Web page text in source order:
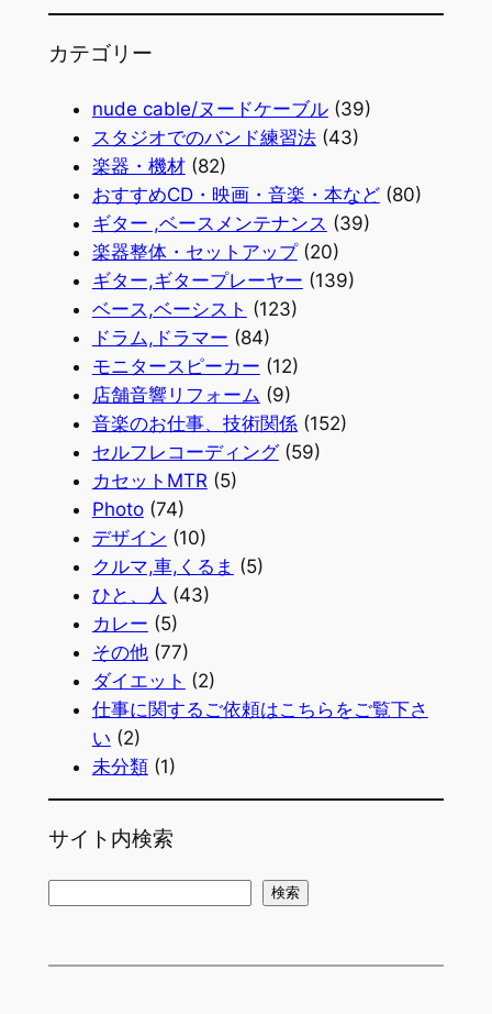
カテゴリー
nude cable/ヌードケーブル(39)
スタジオでのバンド練習法(43)
楽器・機材(82)
おすすめCD・映画・音楽・本など(80)
ギター ,ベースメンテナンス (39)
楽器整体・セットアップ(20)
ギター,ギタープレーヤー (139)
ベース,ベーシスト (123)
ドラム,ドラマー (84)
モニタースピーカー (12)
店舗音響リフォーム (9)
音楽のお仕事、技術関係(152)
セルフレコーディング(59)
カセットMTR (5)
Photo(74)
デザイン (10)
クルマ,車,くるま (5)
ひと、人 (43)
カレー (5)
その他(77)
ダイエット (2)
仕事に関するご依頼はこちらをご覧下さ
い (2)
未分類(1)
サイト内検索
検索